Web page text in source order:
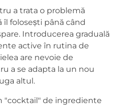
a trata o problemă
îl folosești până când
Introducerea graduală
active în rutina de
are nevoie de
a se adapta la un nou
altul.
"cocktail" de ingrediente